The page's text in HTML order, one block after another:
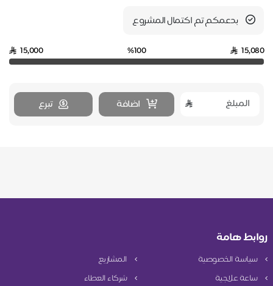
بدعمكم تم اكتمال المشروع
15,080
%100
15,000
اضافة تبرع
روابط هامة
سياسة الخصوصية
المشاريع
ساعة علاجية
شركاء العطاء